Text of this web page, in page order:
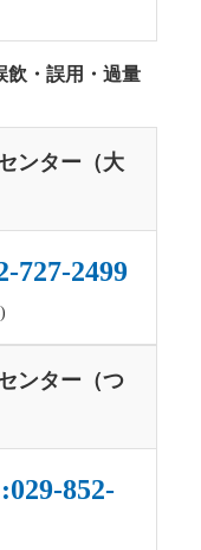
飲・誤用・過量
ンター（大
2499
ンター（つ
852-